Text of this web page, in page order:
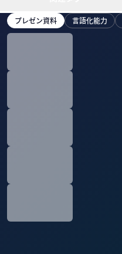
プレゼン資料 言語化能力